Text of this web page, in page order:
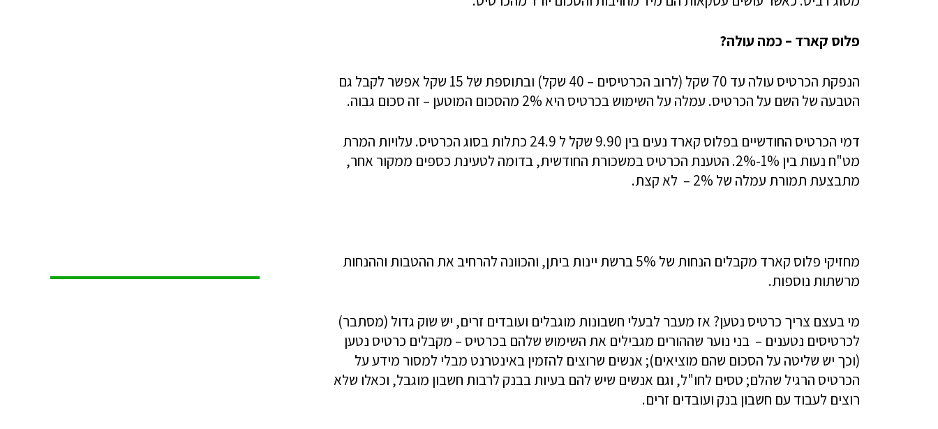
פלוס קארד – כמה עולה?
הנפקת הכרטיס עולה עד 70 שקל (לרוב הכרטיסים – 40 שקל) ובתוספת של 15 שקל אפשר לקבל גם
הטבעה של השם על הכרטיס. עמלה על השימוש בכרטיס היא 2% מהסכום המוטען – זה סכום גבוה.
דמי הכרטיס החודשיים בפלוס קארד נעים בין 9.90 שקל ל 24.9 כתלות בסוג הכרטיס. עלויות המרת
מט"ח נעות בין 1%-2%. הטענת הכרטיס במשכורת החודשית, בדומה לטעינת כספים ממקור אחר,
מתבצעת תמורת עמלה של 2% – לא קצת.
מחזיקי פלוס קארד מקבלים הנחות של 5% ברשת יינות ביתן, והכוונה להרחיב את ההטבות וההנחות
מרשתות נוספות.
מי בעצם צריך כרטיס נטען? אז מעבר לבעלי חשבונות מוגבלים ועובדים זרים, יש שוק גדול (מסתבר)
לכרטיסים נטענים – בני נוער שההורים מגבילים את השימוש שלהם בכרטיס – מקבלים כרטיס נטען
(וכך יש שליטה על הסכום שהם מוציאים); אנשים שרוצים להזמין באינטרנט מבלי למסור מידע על
הכרטיס הרגיל שהלם; טסים לחו"ל, וגם אנשים שיש להם בעיות בבנק לרבות חשבון מוגבל, וכאלו שלא
רוצים לעבוד עם חשבון בנק ועובדים זרים.